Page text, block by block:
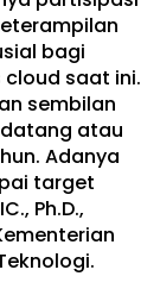
bagi
saat ini.
sembilan
atau
Adanya
target
Ph.D.,